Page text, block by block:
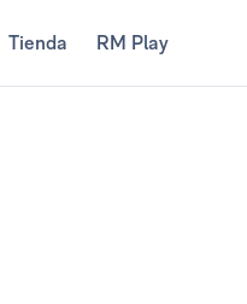
Tienda RM Play